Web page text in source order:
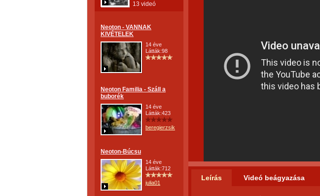
13 videó
Neoton - VANNAK
KIVÉTELEK
14 éve
Látták:98
Neoton Familia - Száll a
buborék
14 éve
Látták:423
beregierzsike
Neoton-Búcsu
14 éve
Látták:712
julia01
Leírás Videó beágyazása